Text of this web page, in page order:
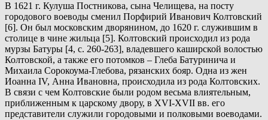
В 1621 г. Кулуша Постникова, сына Челищева, на посту
городового воеводы сменил Порфирий Иванович Колтовский
[6]. Он был московским дворянином, до 1620 г. служившим в
столице в чине жильца [5]. Колтовский происходил из рода
мурзы Батуры [4, с. 260-263], владевшего каширской волостью
Колтовской, а также его потомков – Глеба Батуринича и
Михаила Сорокоума-Глебова, рязанских бояр. Одна из жен
Иоанна IV, Анна Ивановна, происходила из рода Колтовских.
В связи с чем Колтовские были родом весьма влиятельным,
приближенным к царскому двору, в XVI-XVII вв. его
представители служили городовыми и полковыми воеводами.